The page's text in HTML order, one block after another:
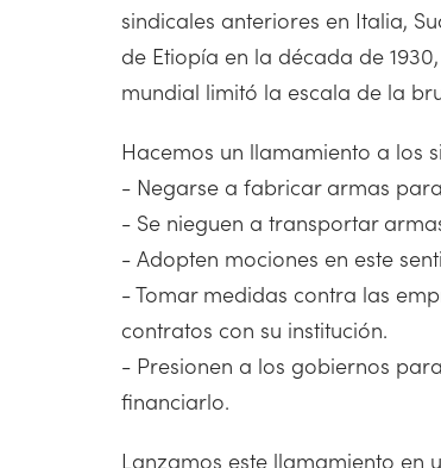
sindicales anteriores en Italia,
de Etiopía en la década de
mundial limitó la escala de la
Hacemos un llamamiento a los
- Negarse a fabricar armas
- Se nieguen a transportar
- Adopten mociones en este
- Tomar medidas contra las
contratos con su institución.
- Presionen a los gobiernos
financiarlo.
Lanzamos este llamamiento en